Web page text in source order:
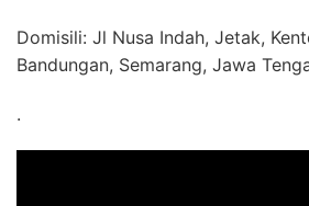
Domisili: Jl Nusa Indah, Jetak,
Bandungan, Semarang, Jawa
.